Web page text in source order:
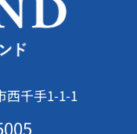
千手1-1-1